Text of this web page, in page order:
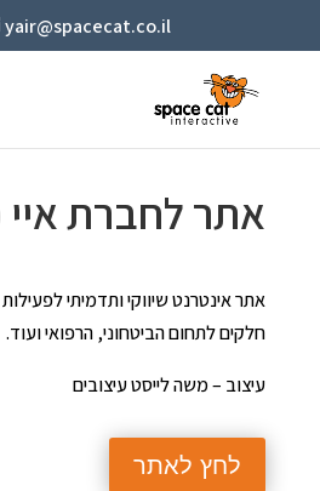
yair@spacecat.co.il
אתר לחברת איי
אתר אינטרנט שיווקי ותדמיתי
חלקים לתחום הביטחוני, הרפואי ועוד.
עיצוב – משה לייסט עיצובים
לחץ לאתר